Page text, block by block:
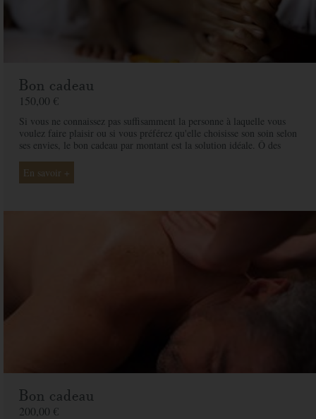
Bon cadeau
150,00 €
Si vous ne connaissez pas suffisamment la personne à laquelle vous
voulez faire plaisir ou si vous préférez qu'elle choisisse son soin selon
ses envies, le bon cadeau par montant est la solution idéale. Ô des
proche et ainsi rendre ce moment exceptionnel.
En savoir +
Bon cadeau
200,00 €